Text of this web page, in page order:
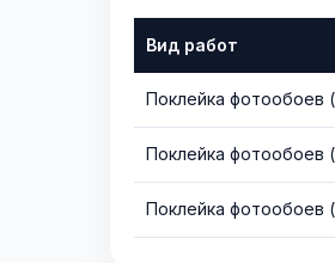
Вид работ
Поклейка фотообоев
Поклейка фотообоев
Поклейка фотообоев